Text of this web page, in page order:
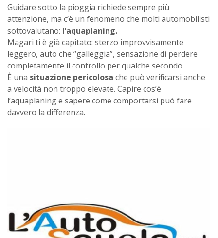
Guidare sotto la pioggia richiede sempre più
attenzione, ma c’è un fenomeno che molti automobilisti
sottovalutano: l’aquaplaning.
Magari ti è già capitato: sterzo improvvisamente
leggero, auto che “galleggia”, sensazione di perdere
completamente il controllo per qualche secondo.
È una situazione pericolosa che può verificarsi anche
a velocità non troppo elevate. Capire cos’è
l’aquaplaning e sapere come comportarsi può fare
davvero la differenza.